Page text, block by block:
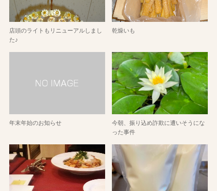
店頭のライトもリニューアルしまし
た♪
乾燥いも
年末年始のお知らせ
今朝、振り込め詐欺に遭いそうにな
った事件